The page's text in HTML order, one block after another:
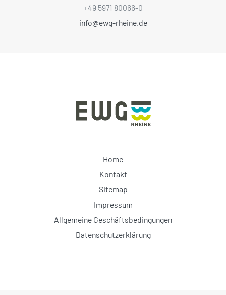
+49 5971 80066-0
info@ewg-rheine.de
Home
Kontakt
Sitemap
Impressum
Allgemeine Geschäftsbedingungen
Datenschutzerklärung